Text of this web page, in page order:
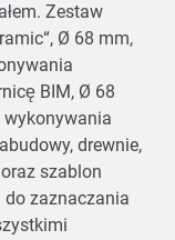
Zestaw
Ø 68 mm,
BIM, Ø 68
wykonywania
drewnie,
szablon
zaznaczania